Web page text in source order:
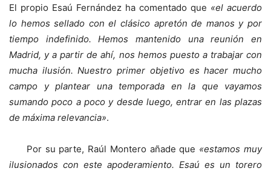
El propio Esaú Fernández ha comentado que «el acuerdo
lo hemos sellado con el clásico apretón de manos y por
tiempo indefinido. Hemos mantenido una reunión en
Madrid, y a partir de ahí, nos hemos puesto a trabajar con
mucha ilusión. Nuestro primer objetivo es hacer mucho
campo y plantear una temporada en la que vayamos
sumando poco a poco y desde luego, entrar en las plazas
de máxima relevancia».
Por su parte, Raúl Montero añade que «estamos muy
ilusionados con este apoderamiento. Esaú es un torero